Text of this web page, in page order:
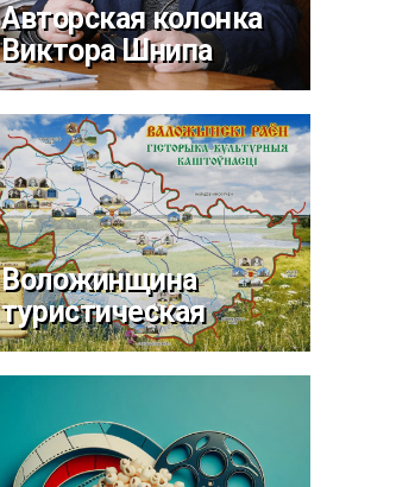
Авторская колонка
Виктора Шнипа
Воложинщина
туристическая